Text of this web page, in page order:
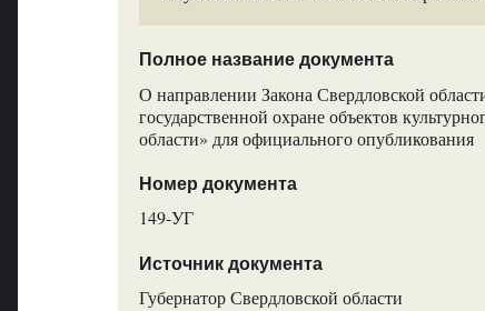
Полное название документа
О направлении Закона Свердловской
государственной охране объектов
области» для официального опубликования
Номер документа
149-УГ
Источник документа
Губернатор Свердловской области